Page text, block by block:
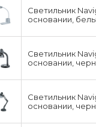
Светильник
основании,
Светильник
основании,
Светильник
основании,